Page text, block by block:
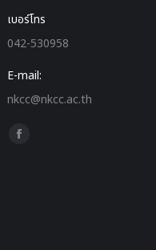
เบอร์โทร
042-530958
E-mail:
nkcc@nkcc.ac.th
Find us on: